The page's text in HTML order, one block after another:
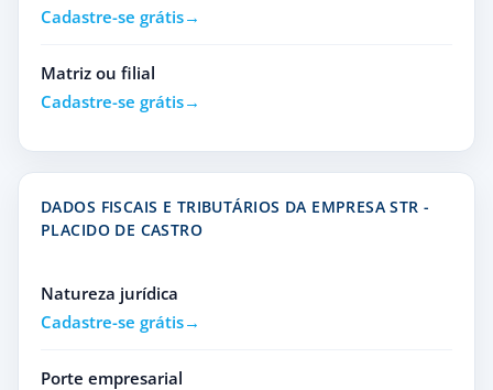
Cadastre-se grátis
Matriz ou filial
Cadastre-se grátis
DADOS FISCAIS E TRIBUTÁRIOS DA EMPRESA STR -
PLACIDO DE CASTRO
Natureza jurídica
Cadastre-se grátis
Porte empresarial